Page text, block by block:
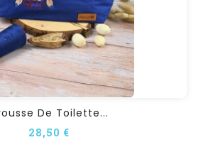
De Toilette...
28,50 €